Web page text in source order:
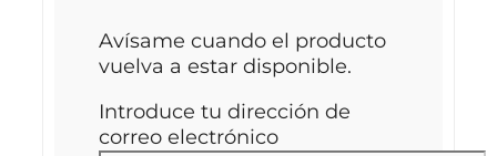
Avísame cuando el producto
vuelva a estar disponible.
Introduce tu dirección de
correo electrónico